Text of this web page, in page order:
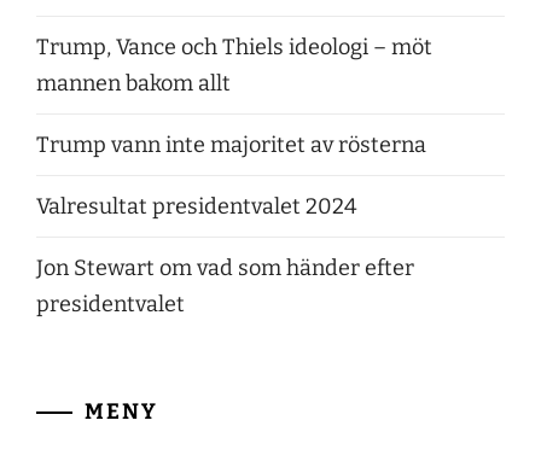
Trump, Vance och Thiels ideologi – möt
mannen bakom allt
Trump vann inte majoritet av rösterna
Valresultat presidentvalet 2024
Jon Stewart om vad som händer efter
presidentvalet
MENY